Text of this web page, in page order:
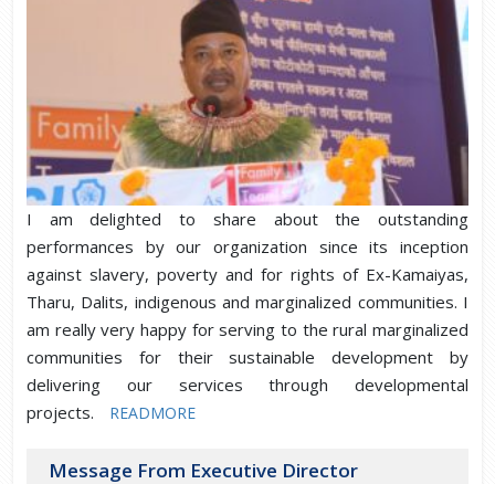
I am delighted to share about the outstanding
performances by our organization since its inception
against slavery, poverty and for rights of Ex-Kamaiyas,
Tharu, Dalits, indigenous and marginalized communities. I
am really very happy for serving to the rural marginalized
communities for their sustainable development by
delivering our services through developmental
projects.
READMORE
Message From Executive Director